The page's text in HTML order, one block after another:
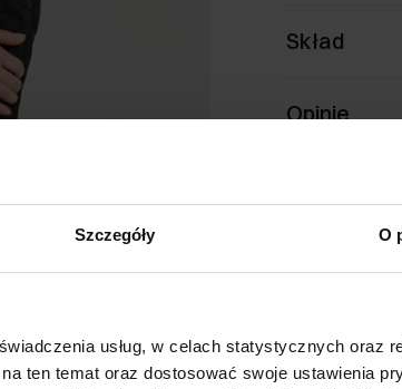
Szczegóły O
usług, w celach statystycznych oraz
ten temat oraz dostosować swoje ustawienia
Skład
Opinie